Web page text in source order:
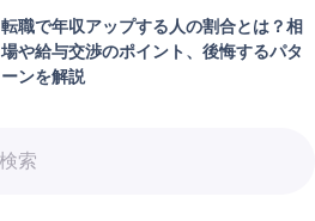
転職で年収アップする人の割合とは？相
場や給与交渉のポイント、後悔するパタ
ーンを解説